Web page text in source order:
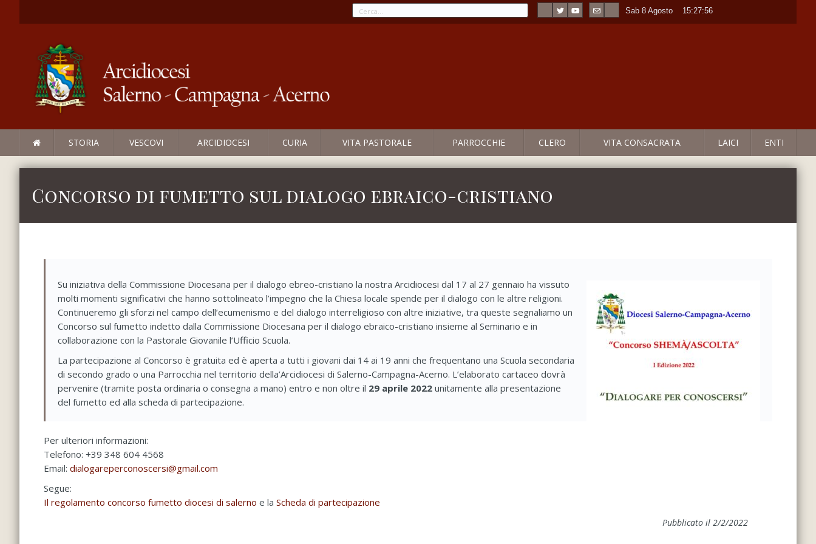
Sab 8 Agosto 15:27:56
STORIA VESCOVI ARCIDIOCESI CURIA VITA PASTORALE PARROCCHIE CLERO VITA CONSACRATA LAICI ENTI
Concorso di fumetto sul dialogo ebraico-cristiano
Su iniziativa della Commissione Diocesana per il dialogo ebreo-cristiano la nostra Arcidiocesi dal 17 al 27 gennaio ha vissuto
molti momenti significativi che hanno sottolineato l’impegno che la Chiesa locale spende per il dialogo con le altre religioni.
Continueremo gli sforzi nel campo dell’ecumenismo e del dialogo interreligioso con altre iniziative, tra queste segnaliamo un
Concorso sul fumetto indetto dalla Commissione Diocesana per il dialogo ebraico-cristiano insieme al Seminario e in
collaborazione con la Pastorale Giovanile l’Ufficio Scuola.
La partecipazione al Concorso è gratuita ed è aperta a tutti i giovani dai 14 ai 19 anni che frequentano una Scuola secondaria
di secondo grado o una Parrocchia nel territorio della’Arcidiocesi di Salerno-Campagna-Acerno. L’elaborato cartaceo dovrà
pervenire (tramite posta ordinaria o consegna a mano) entro e non oltre il 29 aprile 2022 unitamente alla presentazione
del fumetto ed alla scheda di partecipazione.
Per ulteriori informazioni:
Telefono: +39 348 604 4568
Email: dialogareperconoscersi@gmail.com
Segue:
Il regolamento concorso fumetto diocesi di salerno e la Scheda di partecipazione
Pubblicato il 2/2/2022